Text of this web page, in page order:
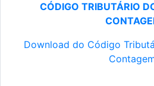
CÓDIGO TRIBUTÁRIO
Download do Código